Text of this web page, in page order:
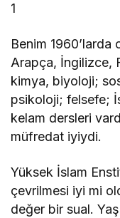
1
Benim 1960’larda
Arapça, İngilizce,
kimya, biyoloji;
psikoloji; felsefe;
kelam dersleri
müfredat iyiydi.
Yüksek İslam
çevrilmesi iyi mi
değer bir sual.